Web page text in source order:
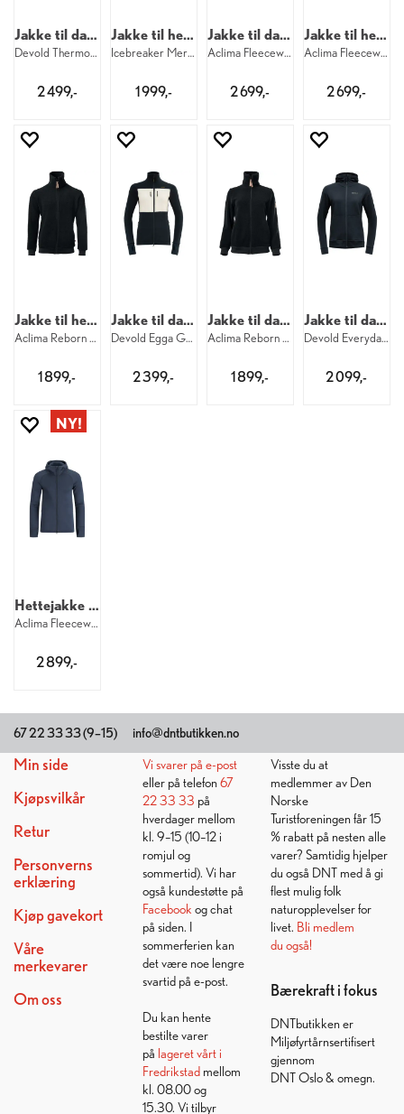
Jakke til dame
Devold Thermo Wool Jacket W 284
2 499,-
Jakke til herre
Icebreaker Merino Realfleece Zip M 001
1 999,-
Jakke til dame
Aclima Fleecewool Jacket W 123
2 699,-
Jakke til herre
Aclima Fleecewool Jacket M 123
2 699,-
Jakke til herre
Aclima Reborn Terry Jacket M 276
1 899,-
Jakke til dame
Devold Egga Grid Merino Jacket W 284
2 399,-
Jakke til dame
Aclima Reborn Terry Jacket W 276
1 899,-
Jakke til dame
Devold Everyday Zip Hood W 284
2 099,-
Hettejakke til herre
Aclima Fleecewool Hooded Jacket M 485
2 899,-
Kundesenter
Min side
Kjøpsvilkår
Retur
Personverns
erklæring
Kjøp gavekort
Våre
merkevarer
Om oss
Ta kontakt
Vi svarer på e-post
eller på telefon 67
22 33 33 på
hverdager mellom
kl. 9–15 (10–12 i
romjul og
sommertid). Vi har
også kundestøtte på
Facebook og chat
på siden. I
sommerferien kan
det være noe lengre
svartid på e-post.
Du kan hente
bestilte varer
på lageret vårt i
Fredrikstadmellom
kl. 08.00 og
15.30. Vi tilbyr
Visste du at
medlemmer av Den
Norske
Turistforeningen får 15
% rabatt på nesten alle
varer? Samtidig hjelper
du også DNT med å gi
flest mulig folk
naturopplevelser for
livet. Bli medlem
du også!
Bærekraft i fokus
DNTbutikken er
Miljøfyrtårnsertifisert
gjennom
DNT Oslo & omegn.
67 22 33 33 (9–15) info@dntbutikken.no